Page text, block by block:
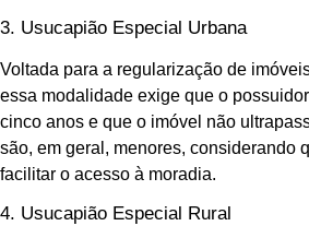
3. Usucapião Especial Urbana
Voltada para a regularização de
essa modalidade exige que o
cinco anos e que o imóvel não
são, em geral, menores, considerando
facilitar o acesso à moradia.
4. Usucapião Especial Rural